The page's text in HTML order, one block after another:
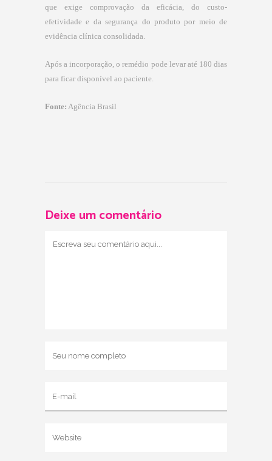
que exige comprovação da eficácia, do custo-
efetividade e da segurança do produto por meio de
evidência clínica consolidada.
Após a incorporação, o remédio pode levar até 180 dias
para ficar disponível ao paciente.
Fonte: Agência Brasil
Deixe um comentário